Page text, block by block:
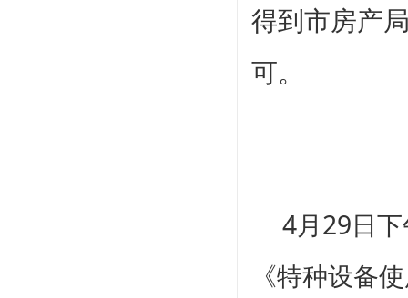
得到市房产
可。
4月29日
《特种设备